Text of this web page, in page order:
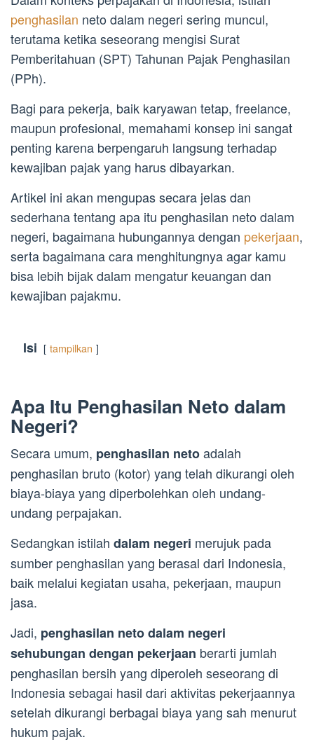
penghasilan neto dalam negeri sering muncul,
terutama ketika seseorang mengisi Surat
Pemberitahuan (SPT) Tahunan Pajak Penghasilan
(PPh).
Bagi para pekerja, baik karyawan tetap, freelance,
maupun profesional, memahami konsep ini sangat
penting karena berpengaruh langsung terhadap
kewajiban pajak yang harus dibayarkan.
Artikel ini akan mengupas secara jelas dan
sederhana tentang apa itu penghasilan neto dalam
negeri, bagaimana hubungannya dengan pekerjaan,
serta bagaimana cara menghitungnya agar kamu
bisa lebih bijak dalam mengatur keuangan dan
kewajiban pajakmu.
Isi tampilkan
Apa Itu Penghasilan Neto dalam
Negeri?
Secara umum, penghasilan netoadalah
penghasilan bruto (kotor) yang telah dikurangi oleh
biaya-biaya yang diperbolehkan oleh undang-
undang perpajakan.
Sedangkan istilah dalam negeri merujuk pada
sumber penghasilan yang berasal dari Indonesia,
baik melalui kegiatan usaha, pekerjaan, maupun
jasa.
Jadi, penghasilan neto dalam negeri
sehubungan dengan pekerjaan berarti jumlah
penghasilan bersih yang diperoleh seseorang di
Indonesia sebagai hasil dari aktivitas pekerjaannya
setelah dikurangi berbagai biaya yang sah menurut
hukum pajak.